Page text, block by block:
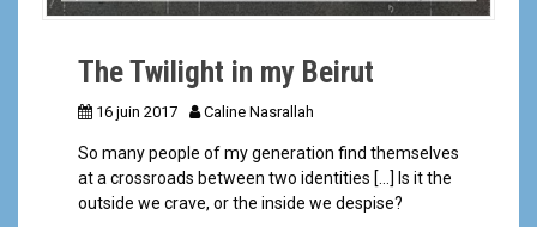
The Twilight in my Beirut
16 juin 2017 Caline Nasrallah
So many people of my generation find themselves
at a crossroads between two identities […] Is it the
outside we crave, or the inside we despise?